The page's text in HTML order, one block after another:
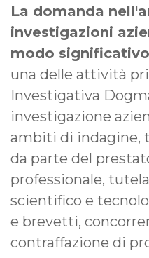
La domanda
investigazioni
modo significativo
una delle attività
Investigativa
investigazione
ambiti di indagine,
da parte del
professionale,
scientifico e
e brevetti,
contraffazione di